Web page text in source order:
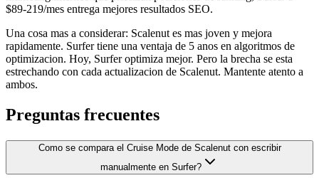
$89-219/mes entrega mejores resultados SEO.
Una cosa mas a considerar: Scalenut es mas joven y mejora
rapidamente. Surfer tiene una ventaja de 5 anos en algoritmos de
optimizacion. Hoy, Surfer optimiza mejor. Pero la brecha se esta
estrechando con cada actualizacion de Scalenut. Mantente atento a
ambos.
Preguntas frecuentes
Como se compara el Cruise Mode de Scalenut con escribir
manualmente en Surfer?